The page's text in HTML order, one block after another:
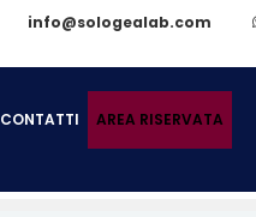
info@sologealab.com
CONTATTI AREA RISERVATA